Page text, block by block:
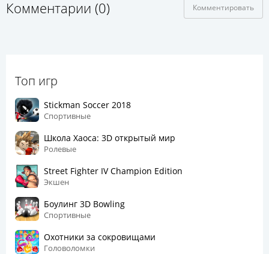
Комментарии (0) Комментировать
Топ игр
Stickman Soccer 2018
Спортивные
Школа Хаоса: 3D открытый мир
Ролевые
Street Fighter IV Champion Edition
Экшен
Боулинг 3D Bowling
Спортивные
Охотники за сокровищами
Головоломки